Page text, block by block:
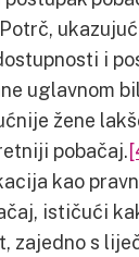
i
uglavnom
žene
pobačaj.
kao
ističući
zajedno s